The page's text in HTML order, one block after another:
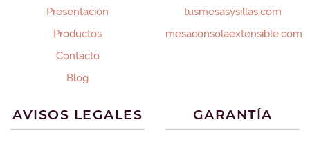
Presentación
Productos
Contacto
Blog
tusmesasysillas.com
mesaconsolaextensible.com
AVISOS LEGALES GARANTÍA